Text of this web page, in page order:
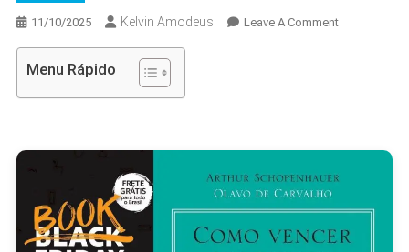
11/10/2025 Kelvin Amodeus Leave A CommentOn
Que
Contra
Filipe
Menu Rápido